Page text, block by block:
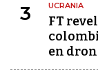
3 UCRANIA
FT
en